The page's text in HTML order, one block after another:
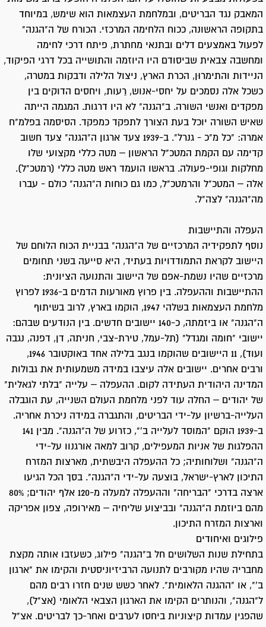
המאבק נגד הבריטים, ובמלחמת העצמאות הוא שימש, במיוחד
בתקופה הראשונה, ככוח הלחימה המרכזי. הכורח של ה"הגנה"
לפעול באמצעים דלים ובתנאי מחתרת, פיתח דרכי לחימה
ומחשבה צבאית שביסודם היו היוזמה והתושייה בכל דרגי הפיקוד,
הניידות והתימרוּן, הכרת הארץ, ניצול הלילה ודבקות במטרה,
כשכל אלה נסמכים על יחסי-אנוש, רֵעות, ויחסים הדוקים בין
מפקדים ואנשי השורה. ב"הגנה" לא היו דרגות. המגמה הייתה
שאיש השורה יוכל בעת הצורך לתפקד כמפקד. הסיסמה בפלמ"ח
אמרה: "כל מ"כ - גנרל". ב-1939 צעד ארגון ה"הגנה" צעד חשוב
קדימה עם הקמת המטכ"ל הראשון – מטה כללי מקצועי שלו
מחלקות וגופי-פעולה. בראשו הועמד ראש מטה כללי (רמטכ"ל).
אלה – המטכ"ל והרמטכ"ל, כמו גם כוחות ה"הגנה" כולם - עברו
מה"הגנה" לצה"ל.
העפלה והתיישבות
נוסף לתפקידיה המרכזיים של ה"הגנה" בבניית הכוח הלוחם של
היישוב לקראת התמודדויות בעתיד, היא סייעה בשני תחומים
מרכזיים שהיו נשמת-אפם של היישוב והתנועה הציונית:
ההתיישבות וההעפלה. בין פרוץ מאורעות הדמים ב-1936 לפרוץ
מלחמת העצמאות בשלהי 1947, הוקמו בארץ, לרוב בשיתוף
ה"הגנה" או ביזמתה, כ-140 יישובים חדשים. בין הנודעים שבהם:
יישובי "חומה ומגדל" (תל-עמל, טירת-צבי, חניתה, דן, דפנה, נגבה
ועוד), 11 היישובים שהוקמו בנגב בלילה אחד באוקטובר 1946,
ורבים אחרים. יישובים אלה עיצבו במידה משמעותית את גבולות
המדינה היהודית העתידה לקום. ההעפלה – עלייה "בלתי לגאלית"
של יהודים – החלה עוד לפני מלחמת העולם השנייה, עת הוגבלה
העלייה-ברשיון על-ידי הבריטים, והתגברה במידה ניכרת אחריה.
ב-1939 הוקם "המוסד לעלייה ב'", כזרוע של ה"הגנה". מבין 141
ההפלגות של אניות המעפילים, קרוב למאה אורגנוו על-ידי
ה"הגנה" ושלוחותיה; כל ההעפלה היבשתית, מארצות המזרח
התיכון לארץ-ישראל, בוצעה על-ידי ה"הגנה". בסך הכל הגיעו
ארצה בדרכי "הבריחה" וההעפלה למעלה מ-120 אלף יהודים; 80%
מהם ביוזמת ה"הגנה" ובביצוע שליחיה – מאירופה, צפון אפריקה
וארצות המזרח התיכון.
פילוגים ואיחודים
בתחילת שנות השלושים חל ב"הגנה" פילוג, כשעזבו אותה מקצת
מחבריה שהיו מקורבים לתנועה הרביזיוניסטית והקימו את "ארגון
ב'", או "ההגנה הלאומית". לאחר כשש שנים חזרו רבים מהם
ל"הגנה", והנותרים הקימו את הארגון הצבאי הלאומי (אצ"ל),
שהפגין עמדות קיצוניות ביחסו לערבים ואחר-כך לבריטים. אצ"ל